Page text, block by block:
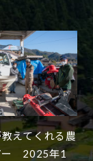
えてくれる農
ー 2025年1